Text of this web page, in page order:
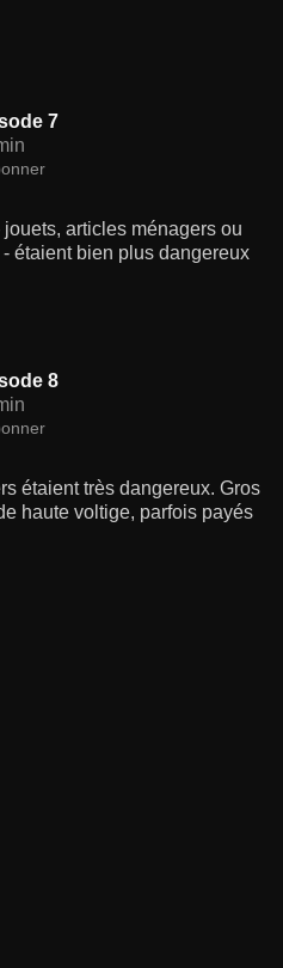
7
articles ménagers ou
étaient bien plus dangereux
8
étaient très dangereux. Gros
haute voltige, parfois payés